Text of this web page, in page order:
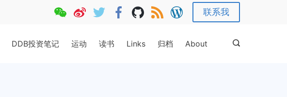
联系我
DDB投资笔记 运动 读书 Links 归档 About